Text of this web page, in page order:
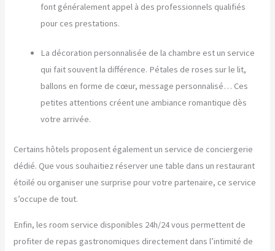
font généralement appel à des professionnels qualifiés
pour ces prestations.
La décoration personnalisée de la chambre est un service
qui fait souvent la différence. Pétales de roses sur le lit,
ballons en forme de cœur, message personnalisé… Ces
petites attentions créent une ambiance romantique dès
votre arrivée.
Certains hôtels proposent également un service de conciergerie
dédié. Que vous souhaitiez réserver une table dans un restaurant
étoilé ou organiser une surprise pour votre partenaire, ce service
s’occupe de tout.
Enfin, les room service disponibles 24h/24 vous permettent de
profiter de repas gastronomiques directement dans l’intimité de